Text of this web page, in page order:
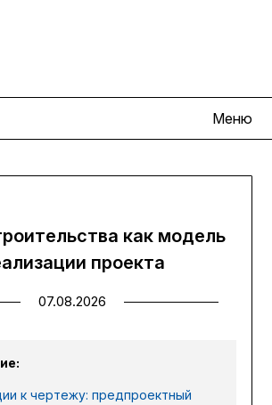
Меню
как модель
проекта
07.08.2026
к чертежу: предпроектный